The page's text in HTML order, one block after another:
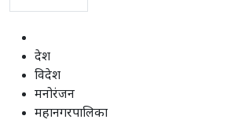
देश
विदेश
मनोरंजन
महानगरपालिका